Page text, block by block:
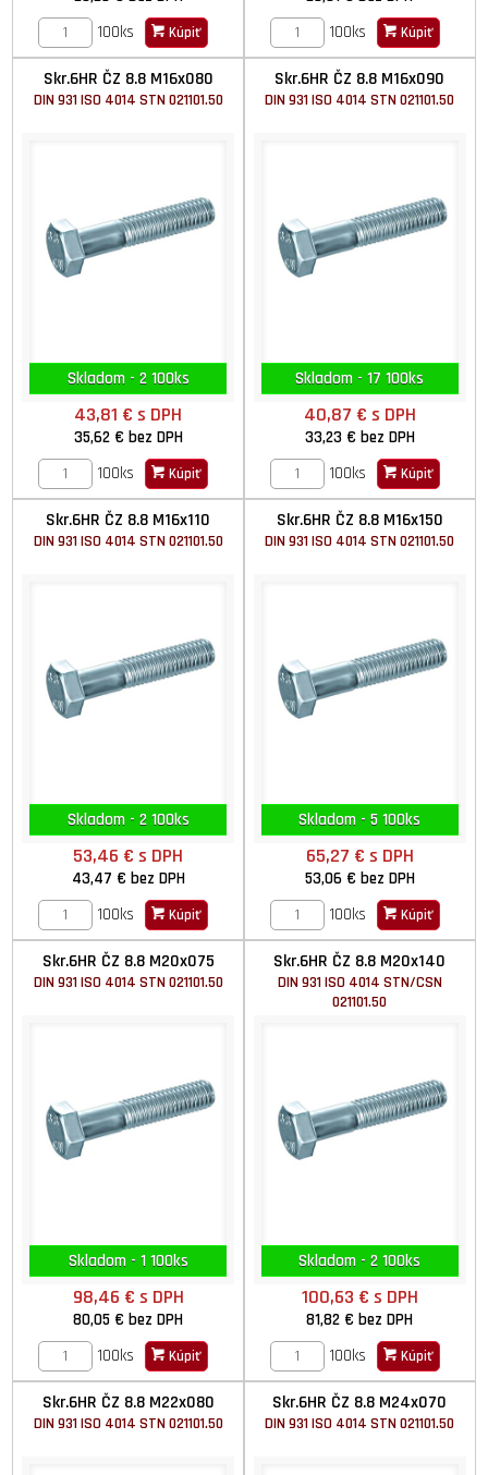
100ks
Kúpiť
100ks
Kúpiť
Skr.6HR ČZ 8.8 M16x080
DIN 931 ISO 4014 STN 021101.50
Skladom - 2 100ks
43,81 €s DPH
35,62 € bez DPH
100ks
Kúpiť
Skr.6HR ČZ 8.8 M16x090
DIN 931 ISO 4014 STN 021101.50
Skladom - 17 100ks
40,87 € s DPH
33,23 € bez DPH
100ks
Kúpiť
Skr.6HR ČZ 8.8 M16x110
DIN 931 ISO 4014 STN 021101.50
Skladom - 2 100ks
53,46 €s DPH
43,47 € bez DPH
100ks
Kúpiť
Skr.6HR ČZ 8.8 M16x150
DIN 931 ISO 4014 STN 021101.50
Skladom - 5 100ks
65,27 € s DPH
53,06 € bez DPH
100ks
Kúpiť
Skr.6HR ČZ 8.8 M20x075
DIN 931 ISO 4014 STN 021101.50
Skladom - 1 100ks
98,46 € s DPH
80,05 €bez DPH
100ks
Kúpiť
Skr.6HR ČZ 8.8 M20x140
DIN 931 ISO 4014 STN/CSN
021101.50
Skladom - 2 100ks
100,63 € s DPH
81,82 €bez DPH
100ks
Kúpiť
Skr.6HR ČZ 8.8 M22x080
DIN 931 ISO 4014 STN 021101.50
Skr.6HR ČZ 8.8 M24x070
DIN 931 ISO 4014 STN 021101.50